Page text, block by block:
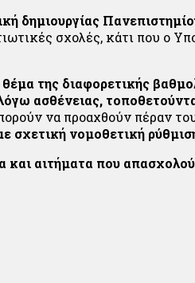
δημιουργίας
σχολές, κάτι που ο
της διαφορετικής
ασθένειας,
να προαχθούν πέραν
σχετική νομοθετική
και αιτήματα που